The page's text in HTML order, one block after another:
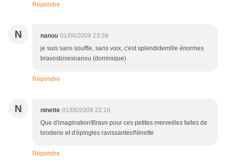
Répondre
N nanou 01/06/2009 23:39
je suis sans souffle, sans voix, c'est splendidemille énormes
bravosbisesnanou (dominique)
Répondre
N ninette 01/06/2009 22:16
Que d'imagination!Bravo pour ces petites merveilles faites de
broderie et d'épingles ravissantes!Ninette
Répondre